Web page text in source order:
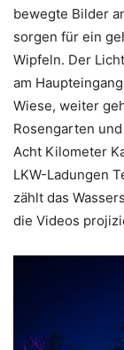
bewegte Bilder
sorgen für ein
Wipfeln. Der
am
Wiese, weiter
Rosengarten
Acht Kilometer
LKW-Ladungen
zählt das
die Videos